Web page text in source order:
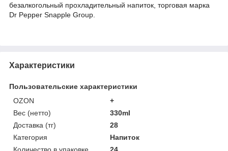
безалкогольный прохладительный напиток, торговая марка
Dr Pepper Snapple Group.
Характеристики
Пользовательские характеристики
OZON
+
Вес (нетто)
330ml
Доставка (тг)
28
Категория
Напиток
Количество в упаковке
24